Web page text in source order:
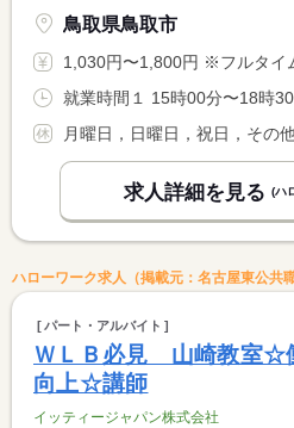
鳥取県鳥取市
1,030円〜1,800円 ※フルタイム求人の場合は月額（換算額
月曜日，日曜日，祝日，その
求人詳細を見る (ハ
ハローワーク求人（掲載元：名古屋東公共
パート・アルバイト
ＷＬＢ必見 山崎教室☆
向上☆講師
イッティージャパン株式会社